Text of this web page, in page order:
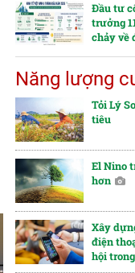
Đầu tư
trưởng
chảy về
Năng lượng
Tỏi Lý
tiêu
El Nino
hơn
Xây
điện
hội